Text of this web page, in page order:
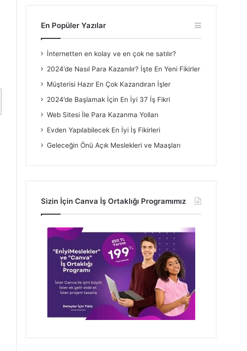
En Popüler Yazılar
İnternetten en kolay ve en çok ne satılır?
2024’de Nasıl Para Kazanılır? İşte En Yeni Fikirler
Müşterisi Hazır En Çok Kazandıran İşler
2024’de Başlamak İçin En İyi 37 İş Fikri
Web Sitesi İle Para Kazanma Yolları
Evden Yapılabilecek En İyi İş Fikirleri
Geleceğin Önü Açık Meslekleri ve Maaşları
Sizin İçin Canva İş Ortaklığı Programımız